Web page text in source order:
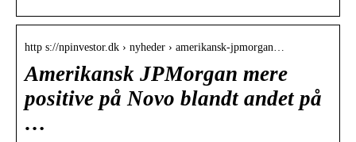
http s://npinvestor.dk › nyheder › amerikansk-jpmorgan…
Amerikansk JPMorgan mere
positive på Novo blandt andet på
…